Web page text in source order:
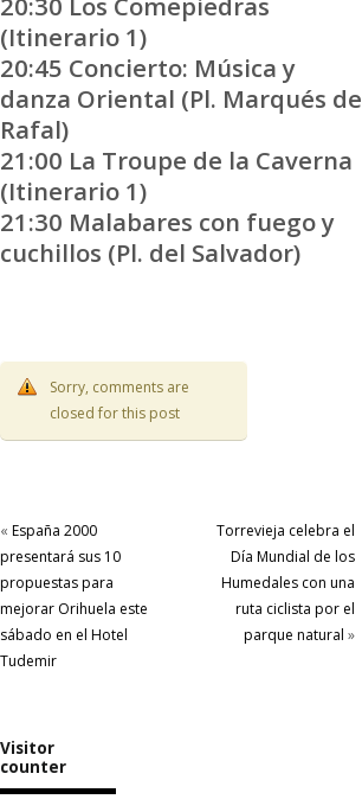
(Itinerario 1)
20:45 Concierto: Música y
danza Oriental (Pl. Marqués de
Rafal)
21:00 La Troupe de la Caverna
(Itinerario 1)
21:30 Malabares con fuego y
cuchillos (Pl. del Salvador)
Sorry, comments are
closed for this post
« España 2000
presentará sus 10
propuestas para
mejorar Orihuela este
sábado en el Hotel
Tudemir
Torrevieja celebra el
Día Mundial de los
Humedales con una
ruta ciclista por el
parque natural »
Visitor
counter